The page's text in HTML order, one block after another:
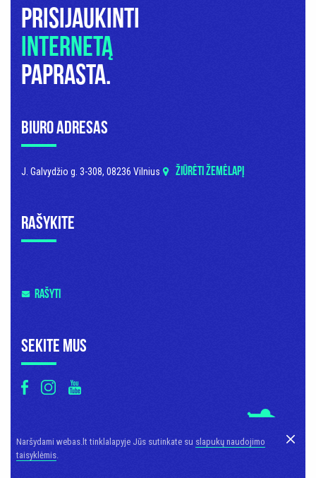
Naršydami webas.lt tinklalapyje Jūs sutinkate su slapukų naudojimo
taisyklėmis.
Prisijaukinti
internetą
paprasta.
Biuro adresas
J. Galvydžio g. 3-308, 08236 Vilnius ŽIŪRĖTI ŽEMĖLAPĮ
Rašykite
RAŠYTI
Sekite mus